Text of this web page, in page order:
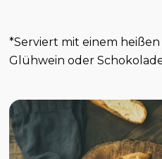
*Serviert mit einem
Glühwein oder